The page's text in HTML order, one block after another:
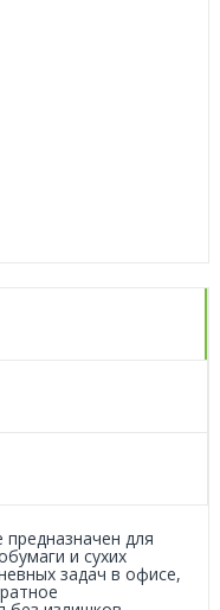
для
и сухих
задач в офисе,